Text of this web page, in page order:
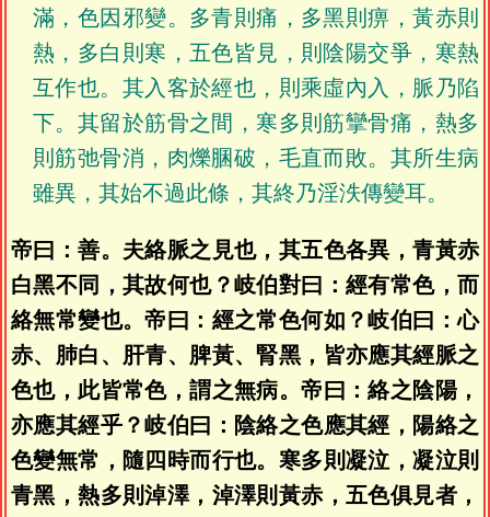
滿，色因邪變。多青則痛，多黑則痹，黃赤則
熱，多白則寒，五色皆見，則陰陽交爭，寒熱
互作也。其入客於經也，則乘虛內入，脈乃陷
下。其留於筋骨之間，寒多則筋攣骨痛，熱多
則筋弛骨消，肉爍䐃破，毛直而敗。其所生病
雖異，其始不過此條，其終乃淫泆傳變耳。
帝曰：善。夫絡脈之見也，其五色各異，青黃赤
白黑不同，其故何也？岐伯對曰：經有常色，而
絡無常變也。帝曰：經之常色何如？岐伯曰：心
赤、肺白、肝青、脾黃、腎黑，皆亦應其經脈之
色也，此皆常色，謂之無病。帝曰：絡之陰陽，
亦應其經乎？岐伯曰：陰絡之色應其經，陽絡之
色變無常，隨四時而行也。寒多則凝泣，凝泣則
青黑，熱多則淖澤，淖澤則黃赤，五色俱見者，